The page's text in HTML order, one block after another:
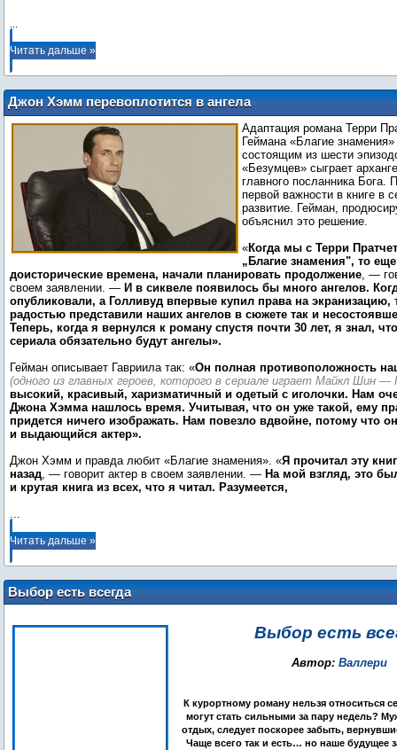
Читать дальше »
Джон Хэмм перевоплотится в ангела
для сериала «Благие знамения»
Адаптация романа Терри
Геймана «Благие
состоящим из шести
«Безумцев» сыграет
главного посланника Бога.
первой важности в книге в
развитие. Гейман,
объяснил это решение.
«Когда мы с Терри
„Благие знамения", то еще
доисторические времена, начали планировать продолжение, —
своем заявлении. — И в сиквеле появилось бы много ангелов.
опубликовали, а Голливуд впервые купил права на экранизацию,
радостью представили наших ангелов в сюжете так и
Теперь, когда я вернулся к роману спустя почти 30 лет, я знал,
сериала обязательно будут ангелы».
Гейман описывает Гавриила так: «Он полная противоположность
(одного из главных героев, которого в сериале играет Майкл Шин —
высокий, красивый, харизматичный и одетый с иголочки. Нам
Джона Хэмма нашлось время. Учитывая, что он уже такой, ему
придется ничего изображать. Нам повезло вдвойне, потому что
и выдающийся актер».
Джон Хэмм и правда любит «Благие знамения». «Я прочитал эту
назад, — говорит актер в своем заявлении. — На мой взгляд, это
и крутая книга из всех, что я читал. Разумеется,
...
Читать дальше »
Выбор есть всегда
Выбор есть
Автор: Валлери
К курортному роману нельзя относиться
могут стать сильными за пару недель?
отдых, следует поскорее забыть,
Чаще всего так и есть… но наше будущее